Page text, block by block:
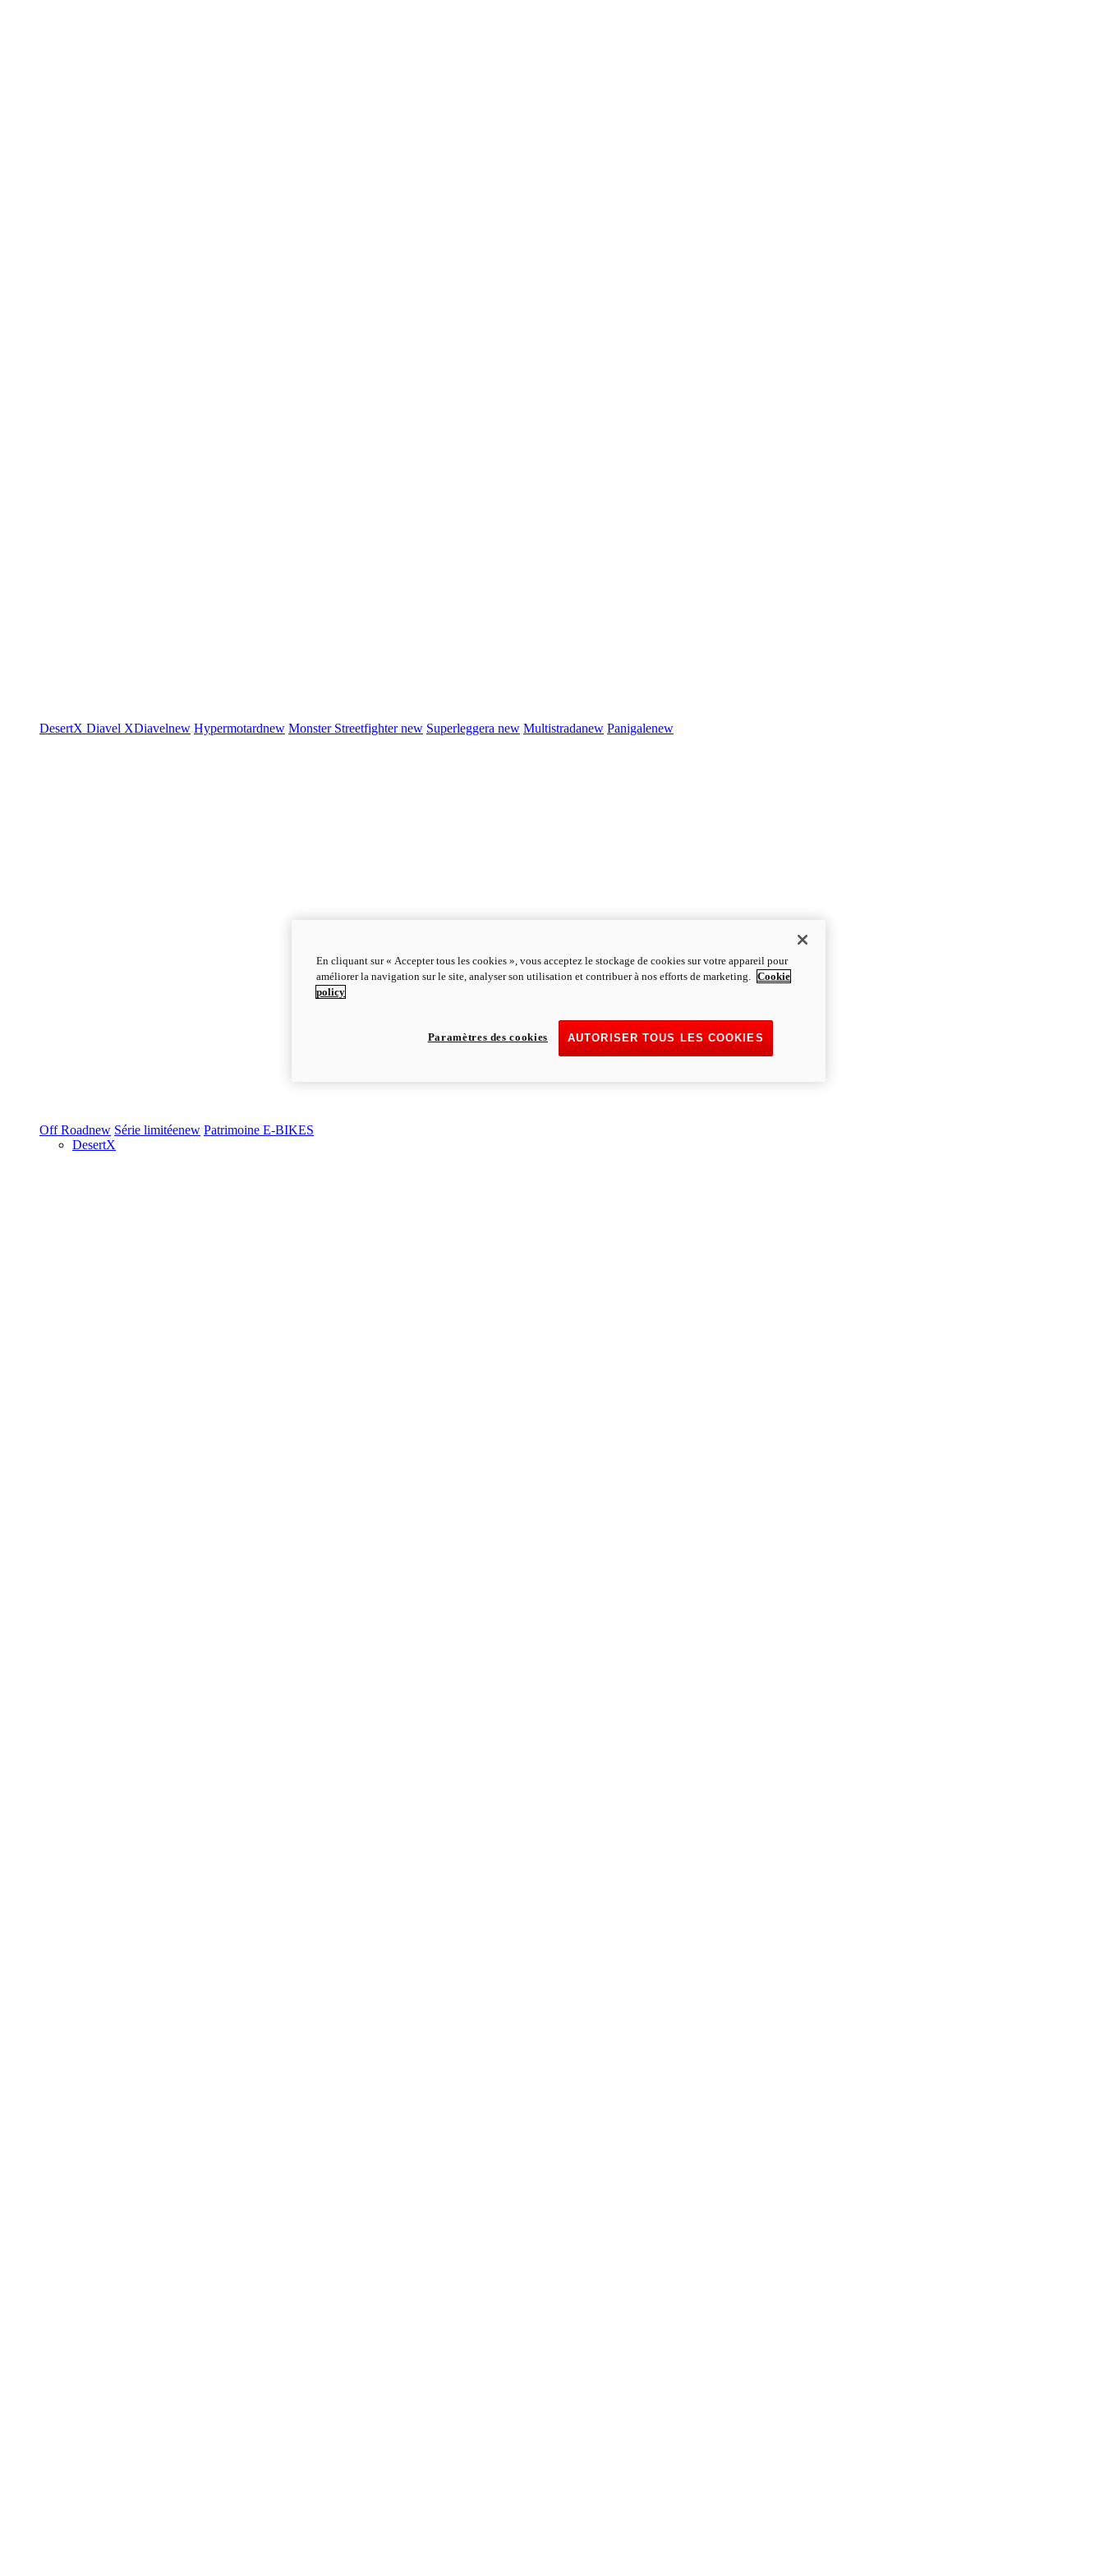
DesertX Diavel XDiavelnew Hypermotardnew Monster Streetfighternew Superleggera new Multistradanew Panigalenew
Off Roadnew Série limitéenew Patrimoine E-BIKES
DesertX
En cliquant sur « Accepter tous les cookies », vous acceptez le stockage de cookies sur votre appareil pour
améliorer la navigation sur le site, analyser son utilisation et contribuer à nos efforts de marketing. Cookie
policy
AUTORISER TOUS LES COOKIES
Paramètres des cookies